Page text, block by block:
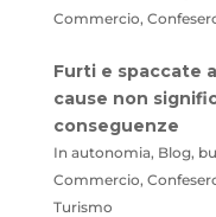
Commercio,
Furti e spaccate
cause non
conseguenze
In autonomia, Blog,
Commercio,
Turismo